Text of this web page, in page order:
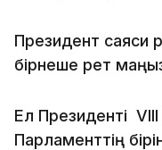
Президент саяси
бірнеше рет
Ел Президенті
Парламенттің